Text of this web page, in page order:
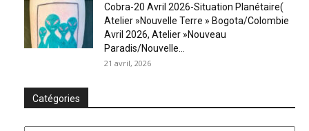
Cobra-20 Avril 2026-Situation Planétaire(
Atelier »Nouvelle Terre » Bogota/Colombie
Avril 2026, Atelier »Nouveau
Paradis/Nouvelle...
21 avril, 2026
Catégories
Catégories